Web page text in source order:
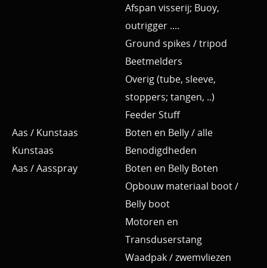
Afspan visserij; Buoy,
outrigger ....
Ground spikes / tripod
Beetmelders
Overig (tube, sleeve,
stoppers; tangen, ..)
Feeder Stuff
Aas / Kunstaas
Kunstaas
Aas / Aasspray
Boten en Belly / alle
Benodigdheden
Boten en Belly Boten
Opbouw materiaal boot /
Belly boot
Motoren en
Transduserstang
Waadpak / zwemvliezen